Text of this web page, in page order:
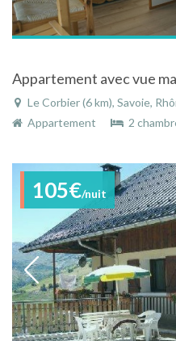
Le Corbier (6 km), Savoie,
Appartement
2
105€/nuit